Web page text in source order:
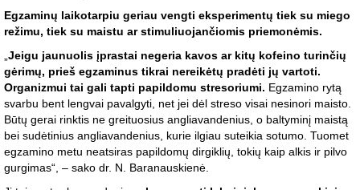
Egzaminų laikotarpiu geriau vengti eksperimentų tiek su miego
režimu, tiek su maistu ar stimuliuojančiomis priemonėmis.
„Jeigu jaunuolis įprastai negeria kavos ar kitų kofeino turinčių
gėrimų, prieš egzaminus tikrai nereikėtų pradėti jų vartoti.
Organizmui tai gali tapti papildomu stresoriumi. Egzamino rytą
svarbu bent lengvai pavalgyti, net jei dėl streso visai nesinori maisto.
Būtų gerai rinktis ne greituosius angliavandenius, o baltyminį maistą
bei sudėtinius angliavandenius, kurie ilgiau suteikia sotumo. Tuomet
egzamino metu neatsiras papildomų dirgiklių, tokių kaip alkis ir pilvo
gurgimas“, – sako dr. N. Baranauskienė.